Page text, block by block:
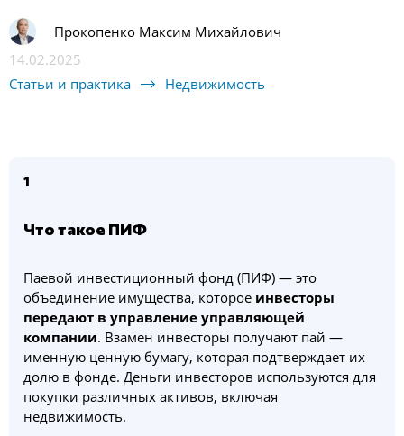
Прокопенко Максим Михайлович
14.02.2025
Статьи и практика
Недвижимость
1
Что такое ПИФ
Паевой инвестиционный фонд (ПИФ) — это
объединение имущества, которое инвесторы
передают в управление управляющей
компании. Взамен инвесторы получают пай —
именную ценную бумагу, которая подтверждает их
долю в фонде. Деньги инвесторов используются для
покупки различных активов, включая
недвижимость.